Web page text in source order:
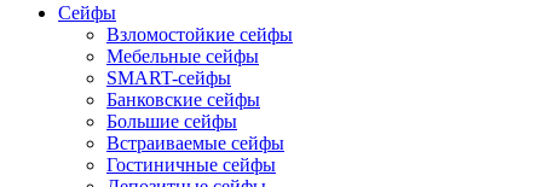
Сейфы
Взломостойкие сейфы
Мебельные сейфы
SMART-сейфы
Банковские сейфы
Большие сейфы
Встраиваемые сейфы
Гостиничные сейфы